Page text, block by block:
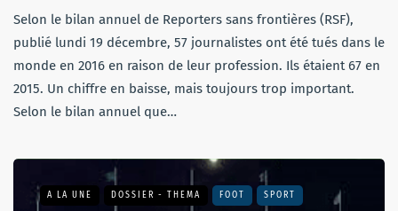
Selon le bilan annuel de Reporters sans frontières (RSF),
publié lundi 19 décembre, 57 journalistes ont été tués dans le
monde en 2016 en raison de leur profession. Ils étaient 67 en
2015. Un chiffre en baisse, mais toujours trop important.
Selon le bilan annuel que…
A LA UNE DOSSIER - THEMA FOOT SPORT